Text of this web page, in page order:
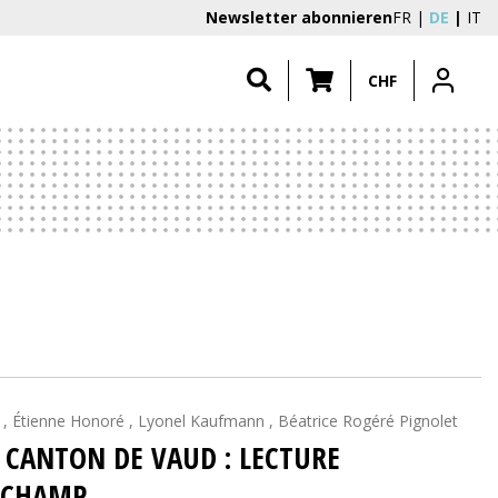
Newsletter abonnierenFR DE IT
CHF
Étienne Honoré , Lyonel Kaufmann , Béatrice Rogéré Pignolet
DE VAUD : LECTURE